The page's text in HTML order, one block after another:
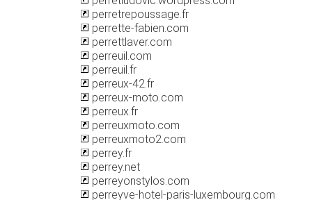
perretrepoussage.fr
perrette-fabien.com
perrettlaver.com
perreuil.com
perreuil.fr
perreux-42.fr
perreux-moto.com
perreux.fr
perreuxmoto.com
perreuxmoto2.com
perrey.fr
perrey.net
perreyonstylos.com
perreyve-hotel-paris-luxembourg.com